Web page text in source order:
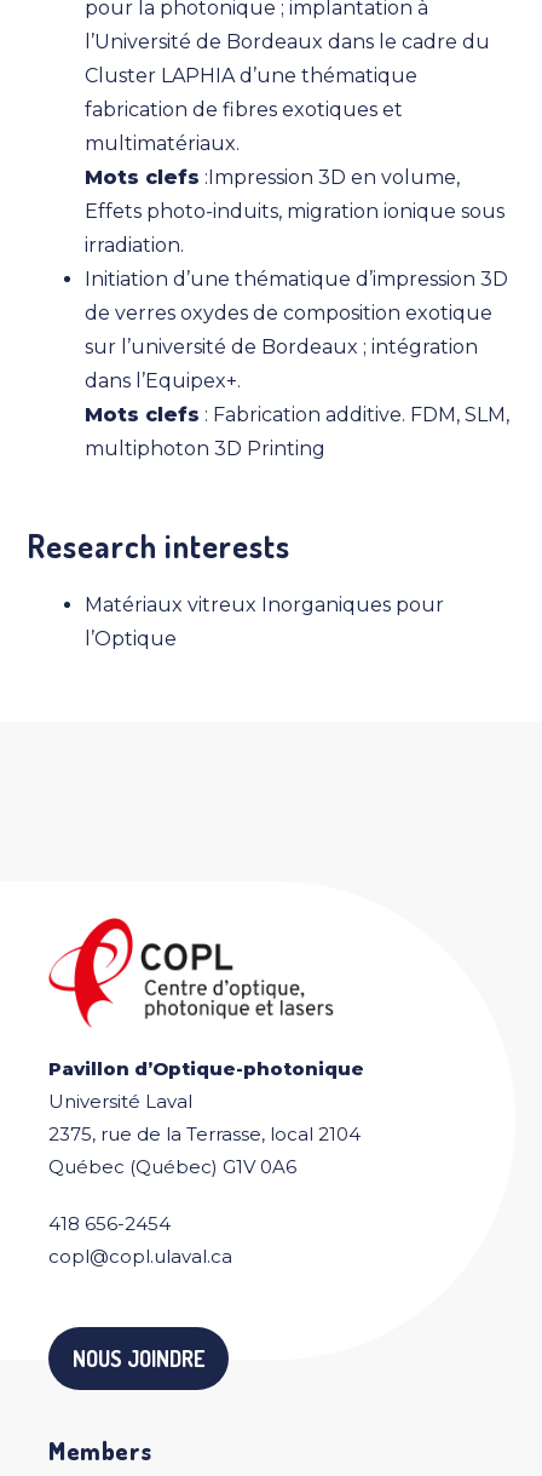
pour la photonique ; implantation à
l’Université de Bordeaux dans le cadre du
Cluster LAPHIA d’une thématique
fabrication de fibres exotiques et
multimatériaux.
Mots clefs :Impression 3D en volume,
Effets photo-induits, migration ionique sous
irradiation.
Initiation d’une thématique d’impression 3D
de verres oxydes de composition exotique
sur l’université de Bordeaux ; intégration
dans l’Equipex+.
Mots clefs : Fabrication additive. FDM, SLM,
multiphoton 3D Printing
Research interests
Matériaux vitreux Inorganiques pour
l’Optique
Pavillon d’Optique-photonique
Université Laval
2375, rue de la Terrasse, local 2104
Québec (Québec) G1V 0A6
418 656-2454
copl@copl.ulaval.ca
NOUS JOINDRE
Members